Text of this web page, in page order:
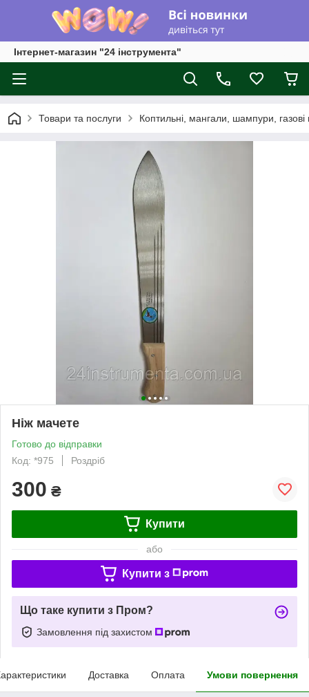
Інтернет-магазин "24 інструмента"
Товари та послуги Коптильні, мангали, шампури, газові
Ніж мачете
Готово до відправки
Код: *975
Роздріб
300 ₴
Купити
або
Купити з
Що таке купити з Пром?
Замовлення під захистом
Доставка Оплата Умови повернення